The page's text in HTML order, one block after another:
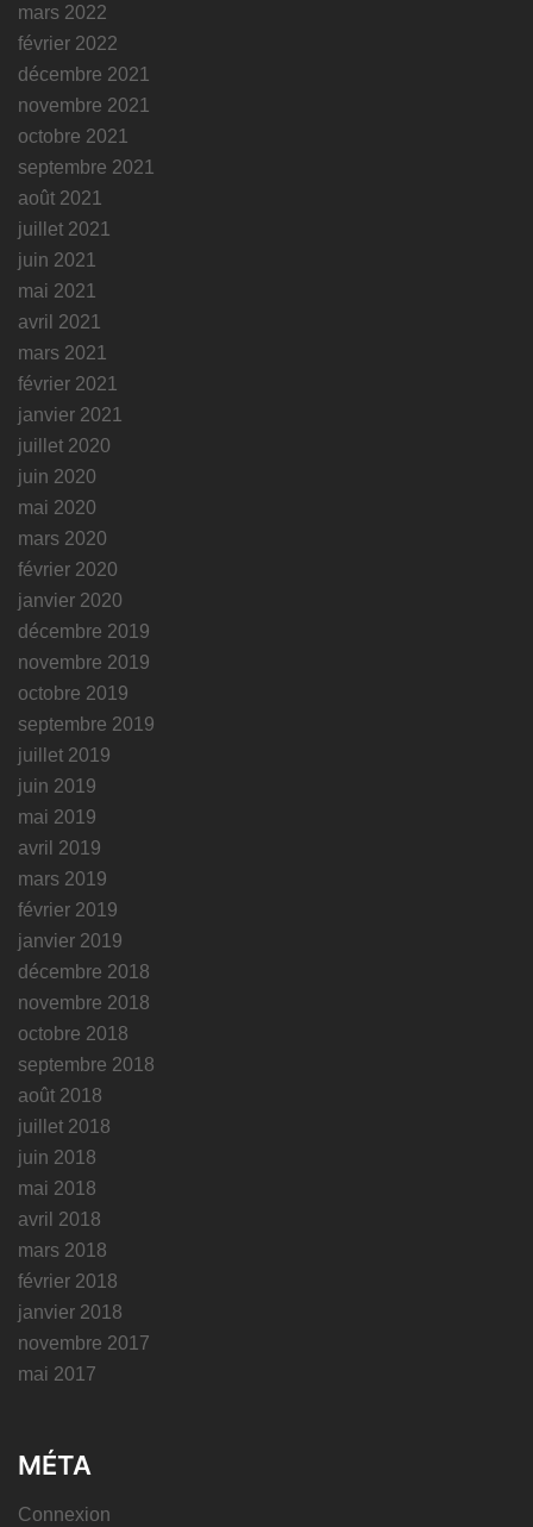
mars 2022
février 2022
décembre 2021
novembre 2021
octobre 2021
septembre 2021
août 2021
juillet 2021
juin 2021
mai 2021
avril 2021
mars 2021
février 2021
janvier 2021
juillet 2020
juin 2020
mai 2020
mars 2020
février 2020
janvier 2020
décembre 2019
novembre 2019
octobre 2019
septembre 2019
juillet 2019
juin 2019
mai 2019
avril 2019
mars 2019
février 2019
janvier 2019
décembre 2018
novembre 2018
octobre 2018
septembre 2018
août 2018
juillet 2018
juin 2018
mai 2018
avril 2018
mars 2018
février 2018
janvier 2018
novembre 2017
mai 2017
MÉTA
Connexion